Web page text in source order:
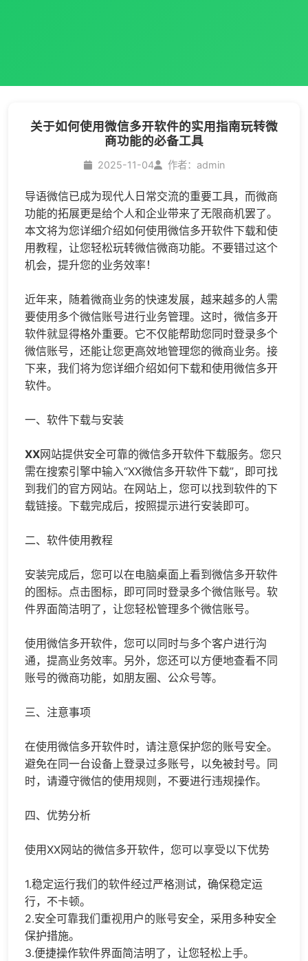
关于如何使用微信多开软件的实用指南玩转微
商功能的必备工具
2025-11-04 作者：admin
导语微信已成为现代人日常交流的重要工具，而微商
功能的拓展更是给个人和企业带来了无限商机罢了。
本文将为您详细介绍如何使用微信多开软件下载和使
用教程，让您轻松玩转微信微商功能。不要错过这个
机会，提升您的业务效率！
近年来，随着微商业务的快速发展，越来越多的人需
要使用多个微信账号进行业务管理。这时， 微信多开
软件就显得格外重要。它不仅能帮助您同时登录多个
微信账号，还能让您更高效地管理您的微商业务。接
下来，我们将为您详细介绍如何下载和使用微信多开
软件。
一、软件下载与安装
XX网站提供安全可靠的微信多开软件下载服务。您只
需在搜索引擎中输入“XX微信多开软件下载”，即可找
到我们的官方网站。在网站上，您可以找到软件的下
载链接。下载完成后，按照提示进行安装即可。
二、软件使用教程
安装完成后，您可以在电脑桌面上看到微信多开软件
的图标。点击图标，即可同时登录多个微信账号。软
件界面简洁明了，让您轻松管理多个微信账号。
使用微信多开软件，您可以同时与多个客户进行沟
通，提高业务效率。另外，您还可以方便地查看不同
账号的微商功能，如朋友圈、公众号等。
三、注意事项
在使用微信多开软件时，请注意保护您的账号安全。
避免在同一台设备上登录过多账号，以免被封号。同
时，请遵守微信的使用规则，不要进行违规操作。
四、优势分析
使用XX网站的微信多开软件，您可以享受以下优势
1.稳定运行我们的软件经过严格测试，确保稳定运
行，不卡顿。
2.安全可靠我们重视用户的账号安全，采用多种安全
保护措施。
3.便捷操作软件界面简洁明了，让您轻松上手。